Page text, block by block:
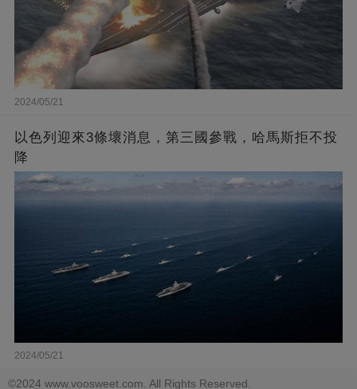
2024/05/21
以色列迎來3條壞消息，第三國參戰，哈馬斯拒不投
降
2024/05/21
©2024 www.voosweet.com. All Rights Reserved.